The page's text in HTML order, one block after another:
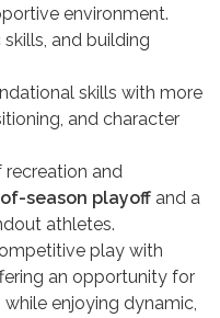
environment.
and building
skills with more
and character
recreation and
season playoff and a
athletes.
play with
an opportunity for
enjoying dynamic,